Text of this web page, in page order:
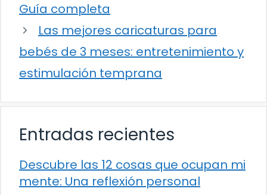
Guía completa
Las mejores caricaturas para
bebés de 3 meses: entretenimiento y
estimulación temprana
Entradas recientes
Descubre las 12 cosas que ocupan mi
mente: Una reflexión personal